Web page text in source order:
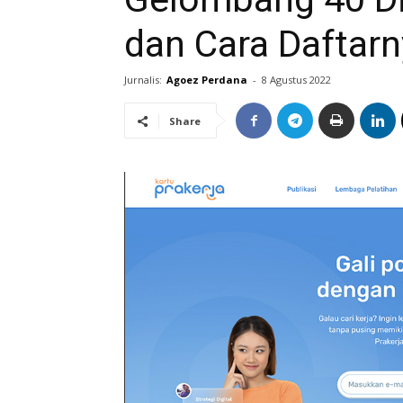
dan Cara
Jurnalis: Agoez Perdana - 8 Agustus 2022
Share